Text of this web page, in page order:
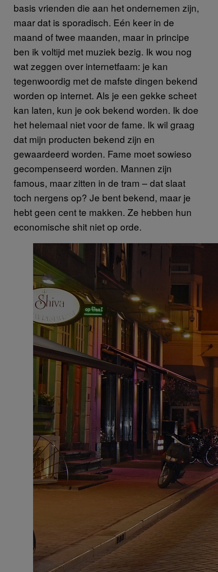
basis vrienden die aan het ondernemen zijn,
maar dat is sporadisch. Eén keer in de
maand of twee maanden, maar in principe
ben ik voltijd met muziek bezig. Ik wou nog
wat zeggen over internetfaam: je kan
tegenwoordig met de mafste dingen bekend
worden op internet. Als je een gekke scheet
kan laten, kun je ook bekend worden. Ik doe
het helemaal niet voor de fame. Ik wil graag
dat mijn producten bekend zijn en
gewaardeerd worden. Fame moet sowieso
gecompenseerd worden. Mannen zijn
famous, maar zitten in de tram – dat slaat
toch nergens op? Je bent bekend, maar je
hebt geen cent te makken. Ze hebben hun
economische shit niet op orde.